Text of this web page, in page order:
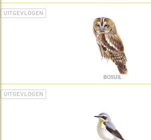
UITGEVLOGEN
BOSUIL
UITGEVLOGEN